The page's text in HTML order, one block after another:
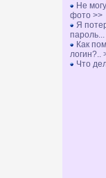
Не
фото >>
Я
пароль...
Как
логин?..
Что